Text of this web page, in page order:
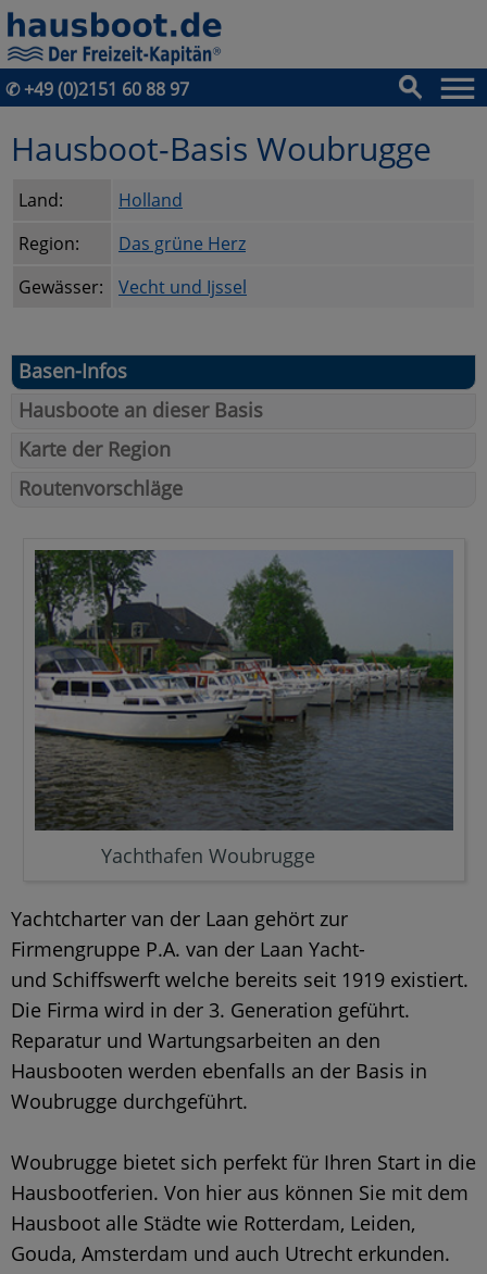
✆ +49 (0)2151 60 88 97
Hausboot-Basis Woubrugge
Land:
Holland
Region:
Das grüne Herz
Gewässer:
Vecht und Ijssel
Basen-Infos
Hausboote an dieser Basis
Karte der Region
Routenvorschläge
Yachthafen Woubrugge
Yachtcharter van der Laan gehört zur
Firmengruppe P.A. van der Laan Yacht-
und Schiffswerft welche bereits seit 1919 existiert.
Die Firma wird in der 3. Generation geführt.
Reparatur und Wartungsarbeiten an den
Hausbooten werden ebenfalls an der Basis in
Woubrugge durchgeführt.
Woubrugge bietet sich perfekt für Ihren Start in die
Hausbootferien. Von hier aus können Sie mit dem
Hausboot alle Städte wie Rotterdam, Leiden,
Gouda, Amsterdam und auch Utrecht erkunden.